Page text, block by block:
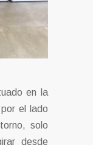
en la
el lado
solo
desde